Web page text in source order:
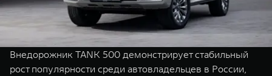
ПОКУПКА АВТОМОБИЛЯ
TANK Финансы
Корпоративным клиентам
Сервис
Специальные предложения
Моторные масла
Внедорожник TANK 500 демонстрирует стабильный
рост популярности среди автовладельцев в России,